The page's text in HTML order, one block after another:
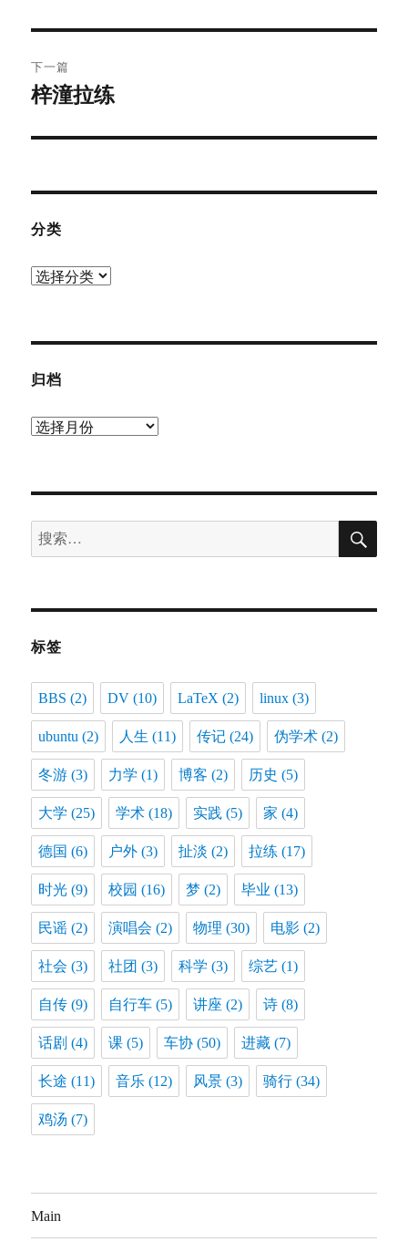
航
章：
下一篇
下
梓潼拉练
分类
分
归档
归
搜
索：
搜
标签
BBS (2) DV (10) LaTeX (2) linux (3)
ubuntu (2) 人生 (11) 传记 (24) 伪学术 (2)
冬游 (3) 力学 (1) 博客 (2) 历史 (5)
大学 (25) 学术 (18) 实践 (5) 家 (4)
德国 (6) 户外 (3) 扯淡 (2) 拉练 (17)
时光 (9) 校园 (16) 梦 (2) 毕业 (13)
民谣 (2) 演唱会 (2) 物理 (30) 电影 (2)
社会 (3) 社团 (3) 科学 (3) 综艺 (1)
自传 (9) 自行车 (5) 讲座 (2) 诗 (8)
话剧 (4) 课 (5) 车协 (50) 进藏 (7)
长途 (11) 音乐 (12) 风景 (3) 骑行 (34)
鸡汤 (7)
Main